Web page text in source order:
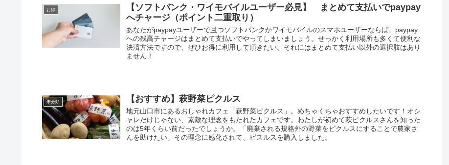
お得
【ソフトバンク・ワイモバイルユーザー必見】 まとめて支払いでpaypay
へチャージ（ポイント二重取り）
あなたがpaypayユーザーで且つソフトバンクかワイモバイルのスマホユーザーならば、paypay
への残高チャージはまとめて支払いでやってしまいましょう。せっかく利用場所も多くて便利な
決済方法ですので、ぜひお得に利用して頂きたい。それにはまとめて支払い以外の選択肢はあり
ません！
未分類 【おすすめ】萩野菜ピクルス
地元山口市にあるおしゃれカフェ「萩野菜ピクルス」。めちゃくちゃおすすめしたいです！オシ
ャレだけじゃない、素敵な理念をもたれたカフェです。わたしが初めて萩ピクルスさんを知った
のは5年くらい前だったでしょうか。「廃棄される規格外の野菜をピクルスにすることで農家さ
んを助けたい」その理念に感化されて、ピスルスを購入しました。